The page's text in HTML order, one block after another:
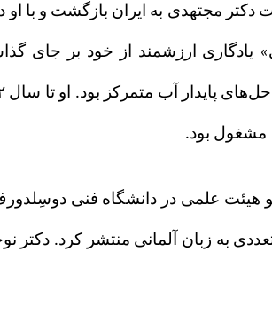
دکتر مجتهدی به ایران بازگشت و
یادگاری ارزشمند از خود بر جای
هیئت علمی در دانشگاه فنی